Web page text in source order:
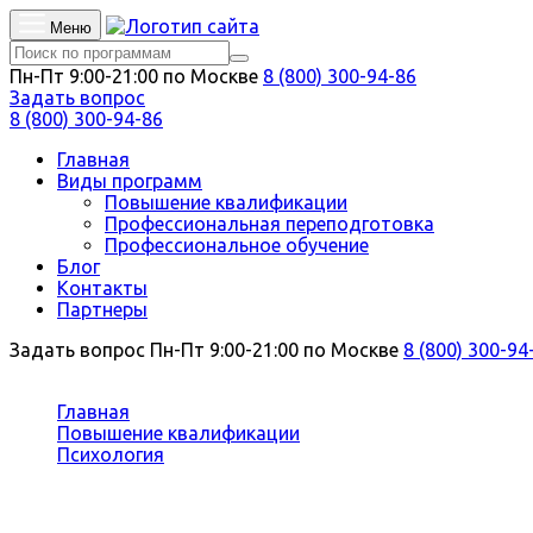
Меню
Пн-Пт 9:00-21:00 по Москве 8 (800) 300-94-86
Задать вопрос
8 (800) 300-94-86
Главная
Виды программ
Повышение квалификации
Профессиональная переподготовка
Профессиональное обучение
Блог
Контакты
Партнеры
Задать вопрос Пн-Пт 9:00-21:00 по Москве 8 (800) 300-
Главная
Повышение квалификации
Психология